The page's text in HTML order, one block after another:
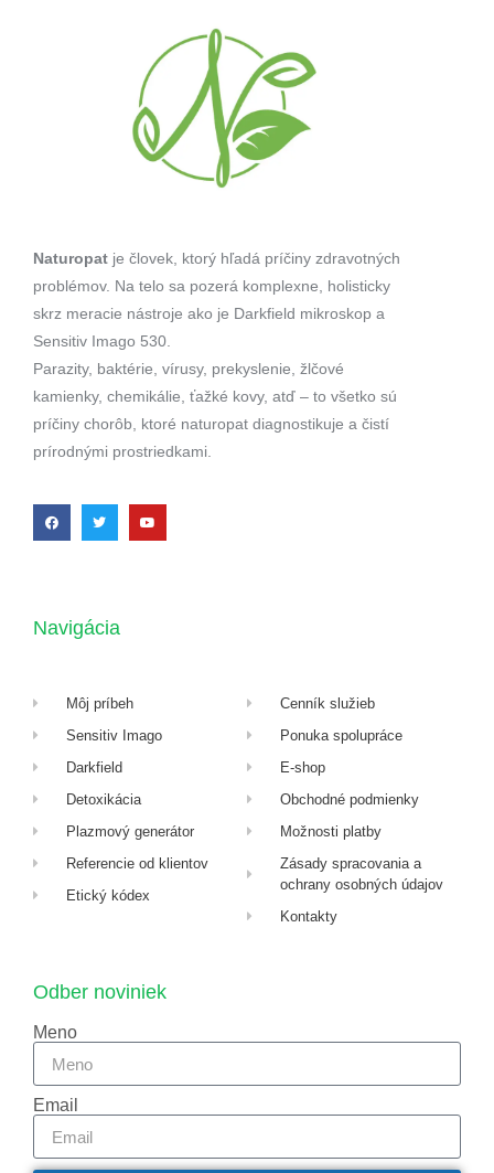
Naturopat je človek, ktorý hľadá príčiny zdravotných
problémov. Na telo sa pozerá komplexne, holisticky
skrz meracie nástroje ako je Darkfield mikroskop a
Sensitiv Imago 530.
Parazity, baktérie, vírusy, prekyslenie, žlčové
kamienky, chemikálie, ťažké kovy, atď – to všetko sú
príčiny chorôb, ktoré naturopat diagnostikuje a čistí
prírodnými prostriedkami.
Navigácia
Môj príbeh
Sensitiv Imago
Darkfield
Detoxikácia
Plazmový generátor
Referencie od klientov
Etický kódex
Cenník služieb
Ponuka spolupráce
E-shop
Obchodné podmienky
Možnosti platby
Zásady spracovania a
ochrany osobných údajov
Kontakty
Odber noviniek
Meno
Email